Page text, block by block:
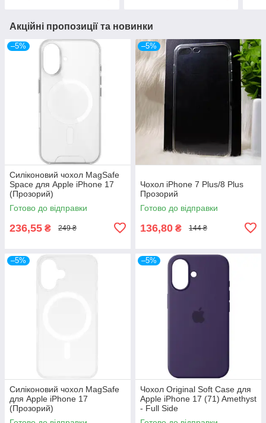
Акційні пропозиції та новинки
–5%
Силіконовий чохол MagSafe
Space для Apple iPhone 17
(Прозорий)
Готово до відправки
236,55 ₴ 249 ₴
–5%
Чохол iPhone 7 Plus/8 Plus
Прозорий
Готово до відправки
136,80 ₴ 144 ₴
–5%
Силіконовий чохол MagSafe
для Apple iPhone 17
(Прозорий)
–5%
Чохол Original Soft Case для
Apple iPhone 17 (71) Amethyst
- Full Side